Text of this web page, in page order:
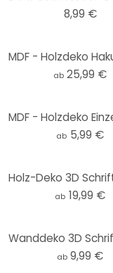
8,99 €
ab 25,99 €
ab 5,99 €
ab 19,99 €
ab 9,99 €